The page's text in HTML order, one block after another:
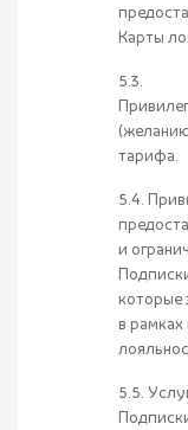
Карты
5.3.
тарифа.
5.4.
и
которые
в
5.5.